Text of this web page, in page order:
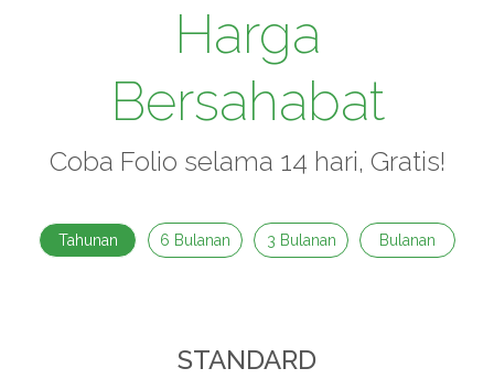
Harga
Bersahabat
Coba Folio selama 14 hari, Gratis!
Tahunan 6 Bulanan 3 Bulanan Bulanan
STANDARD